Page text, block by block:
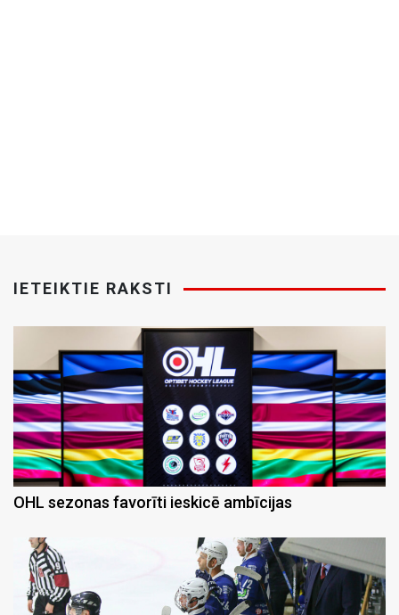
IETEIKTIE RAKSTI
OHL sezonas favorīti ieskicē ambīcijas